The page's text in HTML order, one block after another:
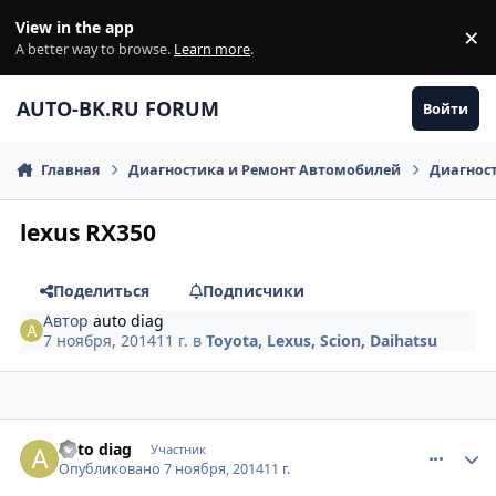
View in the app
A better way to browse. Learn more. ×
AUTO-BK.RU FORUM Войти
Главная Диагностика и Ремонт Автомобилей
lexus RX350
Поделиться
Подписчики
Авторauto diag
7 ноября, 201411 г. вToyota, Lexus, Scion, Daihatsu
auto diag Участник
Опубликовано7 ноября, 201411 г.